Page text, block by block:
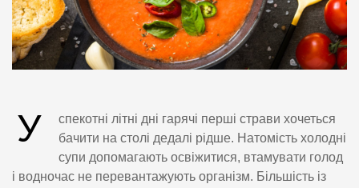
У
спекотні літні дні гарячі перші страви хочеться
бачити на столі дедалі рідше. Натомість холодні
супи допомагають освіжитися, втамувати голод
і водночас не перевантажують організм. Більшість із